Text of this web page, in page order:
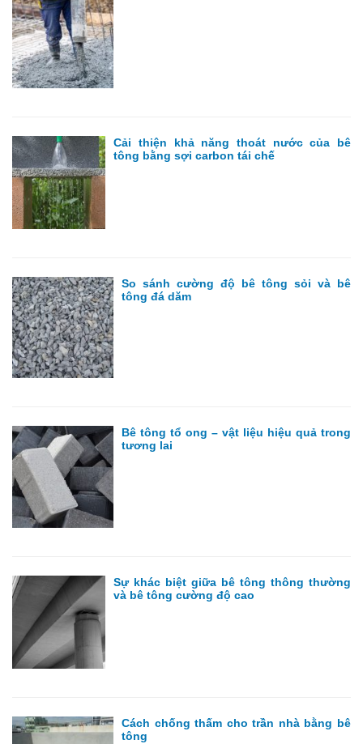
Cải thiện khả năng thoát nước của bê
tông bằng sợi carbon tái chế
So sánh cường độ bê tông sỏi và bê
tông đá dăm
Bê tông tổ ong – vật liệu hiệu quả trong
tương lai
Sự khác biệt giữa bê tông thông thường
và bê tông cường độ cao
Cách chống thấm cho trần nhà bằng bê
tông